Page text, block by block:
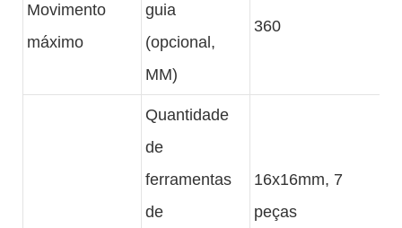
Movimento
máximo
guia
(opcional,
MM)
360
Quantidade
de
ferramentas
de
16x16mm, 7
peças